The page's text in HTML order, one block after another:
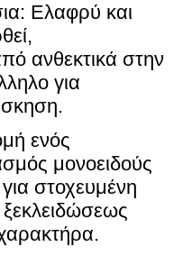
Ελαφρύ και
ανθεκτικά στην
για
ενός
μονοειδούς
στοχευμένη